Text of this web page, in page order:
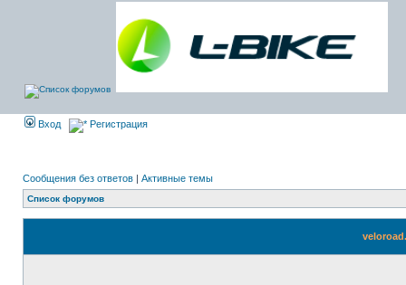
Вход Регистрация
Сообщения без ответов | Активные темы
Список форумов